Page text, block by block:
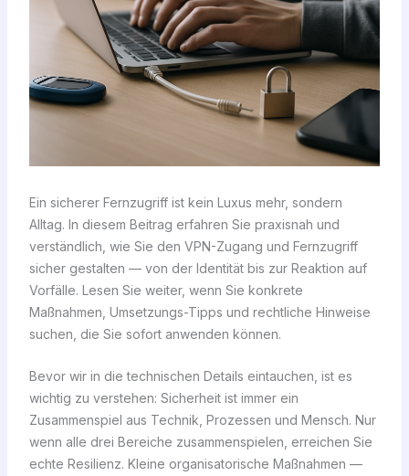
Ein sicherer Fernzugriff ist kein Luxus mehr, sondern
Alltag. In diesem Beitrag erfahren Sie praxisnah und
verständlich, wie Sie den VPN-Zugang und Fernzugriff
sicher gestalten — von der Identität bis zur Reaktion auf
Vorfälle. Lesen Sie weiter, wenn Sie konkrete
Maßnahmen, Umsetzungs-Tipps und rechtliche Hinweise
suchen, die Sie sofort anwenden können.
Bevor wir in die technischen Details eintauchen, ist es
wichtig zu verstehen: Sicherheit ist immer ein
Zusammenspiel aus Technik, Prozessen und Mensch. Nur
wenn alle drei Bereiche zusammenspielen, erreichen Sie
echte Resilienz. Kleine organisatorische Maßnahmen —